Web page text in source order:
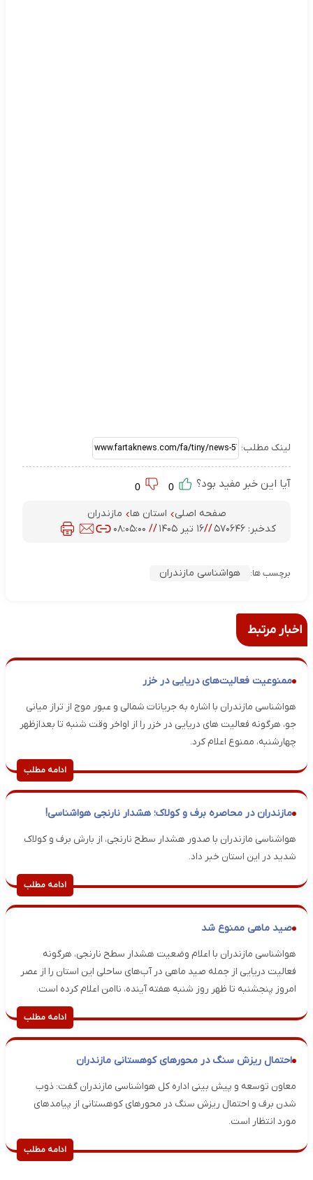
لینک مطلب:
آیا این خبر مفید بود؟
صفحه اصلی استان ها
مازندران
کدخبر:۵۷۰۶۴۶ //۱۶ تیر ۱۴۰۵ // ۰۸:۰۵:۰۰
برچسب ها: هواشناسی مازندران
اخبار مرتبط
ممنوعیت فعالیت‌های دریایی در خزر
هواشناسی مازندران با اشاره به جریانات شمالی و عبور موج از تراز میانی
جو، هرگونه فعالیت های دریایی در خزر را از اواخر وقت شنبه تا بعدازظهر
چهارشنبه، ممنوع اعلام کرد.
ادامه مطلب
مازندران در محاصره برف و کولاک؛ هشدار نارنجی هواشناسی!
هواشناسی مازندران با صدور هشدار سطح نارنجی، از بارش برف و کولاک
شدید در این استان خبر داد.
ادامه مطلب
صید ماهی ممنوع شد
هواشناسی مازندران با اعلام وضعیت هشدار سطح نارنجی، هرگونه
فعالیت دریایی از جمله صید ماهی در آب‌های ساحلی این استان را از عصر
امروز پنجشنبه تا ظهر روز شنبه هفته آینده، ناامن اعلام کرده است.
ادامه مطلب
احتمال ریزش سنگ در محورهای کوهستانی مازندران
معاون توسعه و پیش بینی اداره کل هواشناسی مازندران گفت: ذوب
شدن برف و احتمال ریزش سنگ در محورهای کوهستانی از پیامدهای
مورد انتظار است.
ادامه مطلب